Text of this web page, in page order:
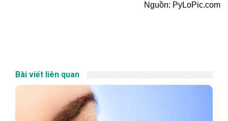
Nguồn: PyLoPic.com
Bài viết liên quan